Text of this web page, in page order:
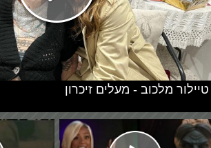
טיילור מלכוב - מעלים זיכרון